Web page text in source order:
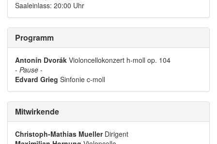
Saaleinlass: 20:00 Uhr
Programm
Antonín Dvorák Violoncellokonzert h-moll op. 104
- Pause -
Edvard Grieg Sinfonie c-moll
Mitwirkende
Christoph-Mathias MuellerDirigent